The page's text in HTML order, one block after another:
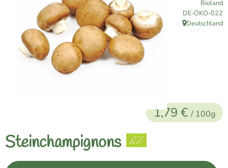
Naturkost
Vegane Küche
Naturkosmetik
Haus, Garten etc.
Verkauf
Lieferservice
Steinchampignons
1,79 € / 100g
Bioland
, Kontrollstelle:
DE-ÖKO-022
, Herkunft:
Deutschland